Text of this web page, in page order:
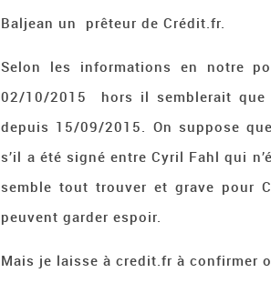
Baljean un prêteur de Crédit.fr.
Selon les informations en notre
02/10/2015 hors il semblerait que
depuis 15/09/2015. On suppose
s’il a été signé entre Cyril Fahl qui
semble tout trouver et grave pour
peuvent garder espoir.
Mais je laisse à credit.fr à confirmer